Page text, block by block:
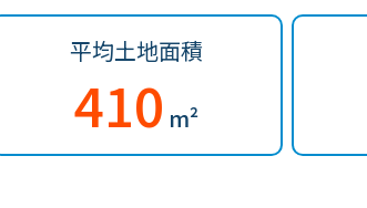
平均土地面積
410 m²